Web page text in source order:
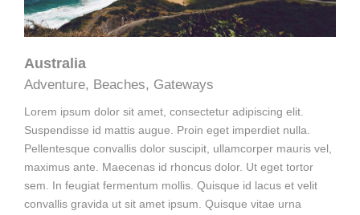
Australia
Adventure, Beaches, Gateways
Lorem ipsum dolor sit amet, consectetur adipiscing elit.
Suspendisse id mattis augue. Proin eget imperdiet nulla.
Pellentesque convallis dolor suscipit, ullamcorper mauris vel,
maximus ante. Maecenas id rhoncus dolor. Ut eget tortor
sem. In feugiat fermentum mollis. Quisque id lacus et velit
convallis gravida ut sit amet ipsum. Quisque vitae urna